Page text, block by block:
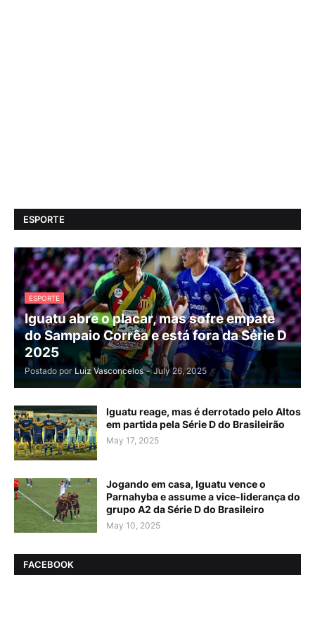
ESPORTE
ESPORTE
Iguatu abre o placar, mas sofre empate
do Sampaio Corrêa e está fora da Série D
2025
Postado por Luiz Vasconcelos - July 26, 2025
Iguatu reage, mas é derrotado pelo Altos
em partida pela Série D do Brasileirão
May 17, 2025
Jogando em casa, Iguatu vence o
Parnahyba e assume a vice-liderança do
grupo A2 da Série D do Brasileiro
May 10, 2025
FACEBOOK